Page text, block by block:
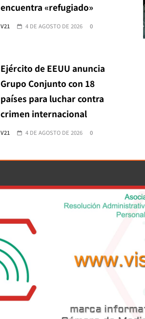
encuentra «refugiado»
V21 4 DE AGOSTO DE 2026 0
Ejército de EEUU anuncia
Grupo Conjunto con 18
países para luchar contra
crimen internacional
V21 4 DE AGOSTO DE 2026 0